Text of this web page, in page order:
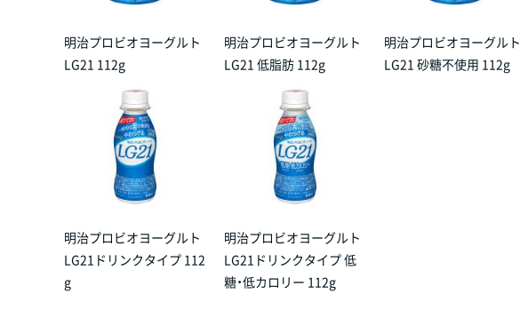
明治プロビオヨーグルト
LG21 112g
明治プロビオヨーグルト
LG21 低脂肪 112g
明治プロビオヨーグルト
LG21 砂糖不使用 112g
明治プロビオヨーグルト
LG21ドリンクタイプ 112
g
明治プロビオヨーグルト
LG21ドリンクタイプ 低
糖・低カロリー 112g